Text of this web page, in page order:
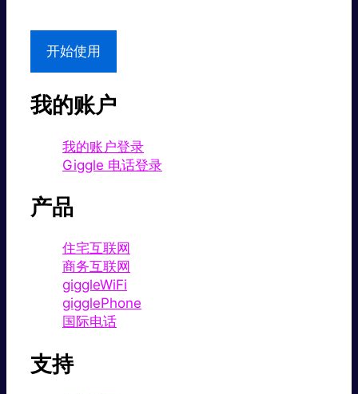
开始使用
我的账户
我的账户登录
Giggle 电话登录
产品
住宅互联网
商务互联网
giggleWiFi
gigglePhone
国际电话
支持